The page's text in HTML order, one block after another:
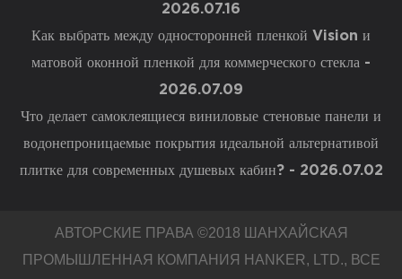
2026.07.16
Как выбрать между односторонней пленкой Vision и
матовой оконной пленкой для коммерческого стекла -
2026.07.09
Что делает самоклеящиеся виниловые стеновые панели и
водонепроницаемые покрытия идеальной альтернативой
плитке для современных душевых кабин?- 2026.07.02
АВТОРСКИЕ ПРАВА ©2018
ШАНХАЙСКАЯ
ПРОМЫШЛЕННАЯ КОМПАНИЯ HANKER, LTD., ВСЕ